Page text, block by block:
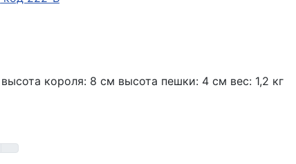
короля: 8 см высота пешки: 4 см вес: 1,2 кг